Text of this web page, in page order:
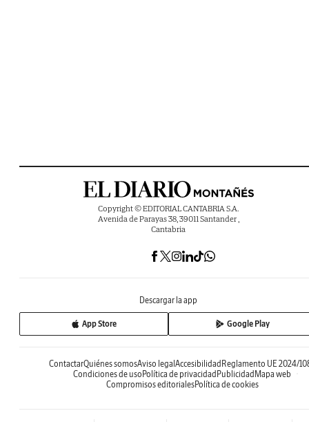
Copyright © EDITORIAL CANTABRIA S.A.
Avenida de Parayas 38, 39011 Santander ,
Cantabria
Descargar la app
App Store Google Play
ContactarQuiénes somosAviso legalAccesibilidadReglamento UE 2024/
Condiciones de usoPolítica de privacidadPublicidadMapa web
Compromisos editorialesPolítica de cookies